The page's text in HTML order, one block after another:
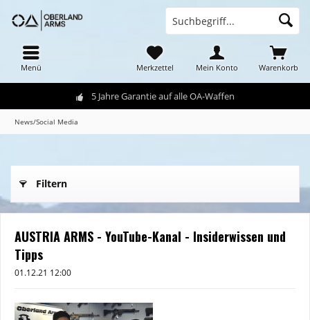
5 Jahre Garantie auf alle OA-Waffen
Menü Warenkorb
Merkzettel Mein Konto
News/Social Media
Filtern
AUSTRIA ARMS - YouTube-Kanal - Insiderwissen und
Tipps
01.12.21 12:00